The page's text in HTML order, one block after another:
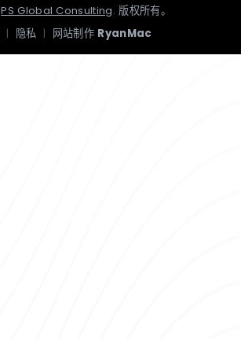
PS Global Consulting.版权所有。
| 隐私 | 网站制作 RyanMac